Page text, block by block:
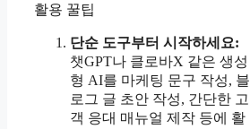
활용 꿀팁
단순 도구부터 시작하세요:
챗GPT나 클로바X 같은 생성
형 AI를 마케팅 문구 작성, 블
로그 글 초안 작성, 간단한 고
객 응대 매뉴얼 제작 등에 활